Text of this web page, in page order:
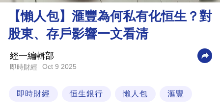
理
財
商
科
【懶人包】滙豐為何私有化恒生？對
股東、存戶影響一文看清
經一編輯部
即時財經 Oct 9 2025
即時財經 恒生銀行 懶人包 滙豐